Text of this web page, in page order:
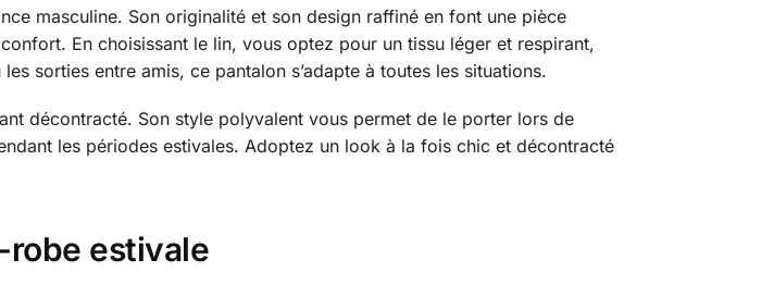
masculine. Son originalité et son design raffiné en font une pièce
En choisissant le lin, vous optez pour un tissu léger et respirant,
sorties entre amis, ce pantalon s’adapte à toutes les situations.
décontracté. Son style polyvalent vous permet de le porter lors de
les périodes estivales. Adoptez un look à la fois chic et décontracté
robe estivale